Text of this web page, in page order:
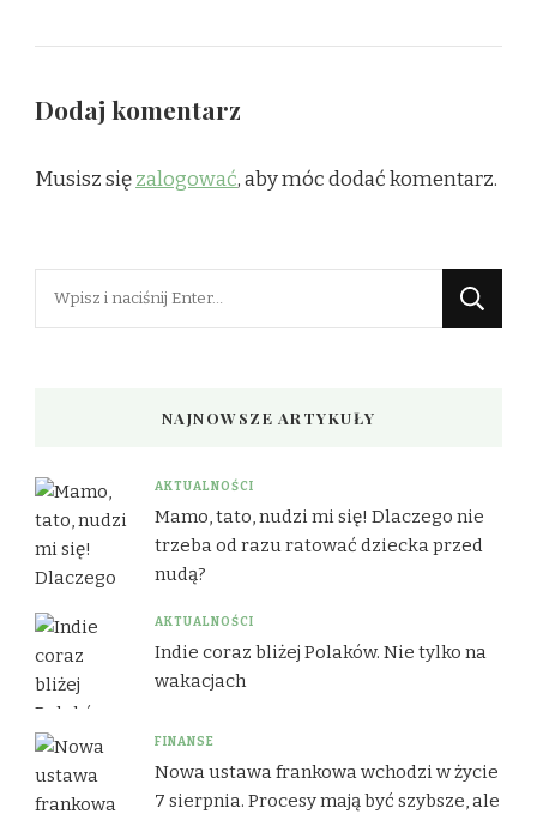
Dodaj komentarz
Musisz sięzalogować, aby móc dodać komentarz.
Szukasz
NAJNOWSZE ARTYKUŁY
AKTUALNOŚCI
Mamo, tato, nudzi mi się! Dlaczego nie
trzeba od razu ratować dziecka przed
nudą?
AKTUALNOŚCI
Indie coraz bliżej Polaków. Nie tylko na
wakacjach
FINANSE
Nowa ustawa frankowa wchodzi w życie
7 sierpnia. Procesy mają być szybsze, ale